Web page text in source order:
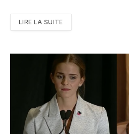
LIRE LA SUITE